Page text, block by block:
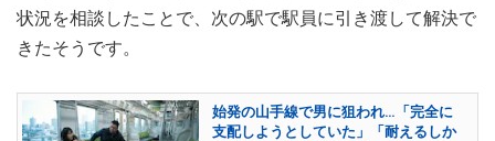
状況を相談したことで、次の駅で駅員に引き渡して解決で
きたそうです。
始発の山手線で男に狙われ…「完全に
支配しようとしていた」「耐えるしか